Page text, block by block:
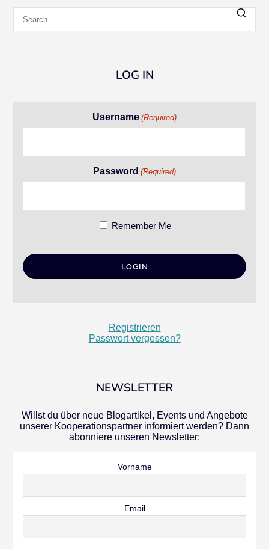
for:
LOG IN
Username (Required)
Password (Required)
Remember Me
Registrieren
Passwort vergessen?
NEWSLETTER
Willst du über neue Blogartikel, Events und Angebote
unserer Kooperationspartner informiert werden? Dann
abonniere unseren Newsletter:
Vorname
Email